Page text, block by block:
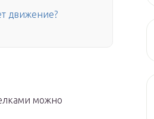
движение?
можно